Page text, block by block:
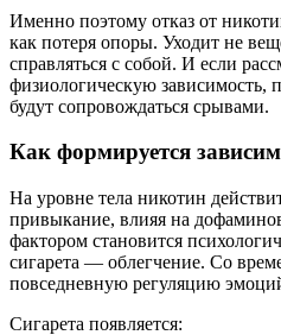
Именно поэтому отказ от
как потеря опоры. Уходит не
справляться с собой. И если
физиологическую зависимость,
будут сопровождаться срывами.
Как формируется
На уровне тела никотин
привыкание, влияя на
фактором становится
сигарета — облегчение. Со
повседневную регуляцию
Сигарета появляется: